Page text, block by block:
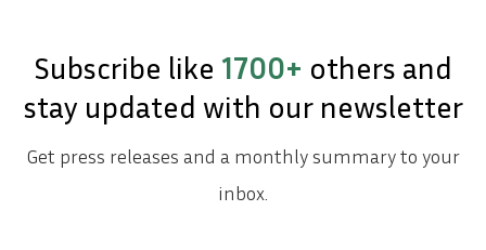
Subscribe like 1700+ others and
stay updated with our newsletter
Get press releases and a monthly summary to your
inbox.